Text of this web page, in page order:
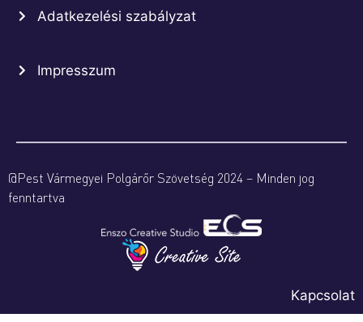
Adatkezelési szabályzat
Impresszum
@Pest Vármegyei Polgárőr Szövetség 2024 – Minden jog
fenntartva
Kapcsolat